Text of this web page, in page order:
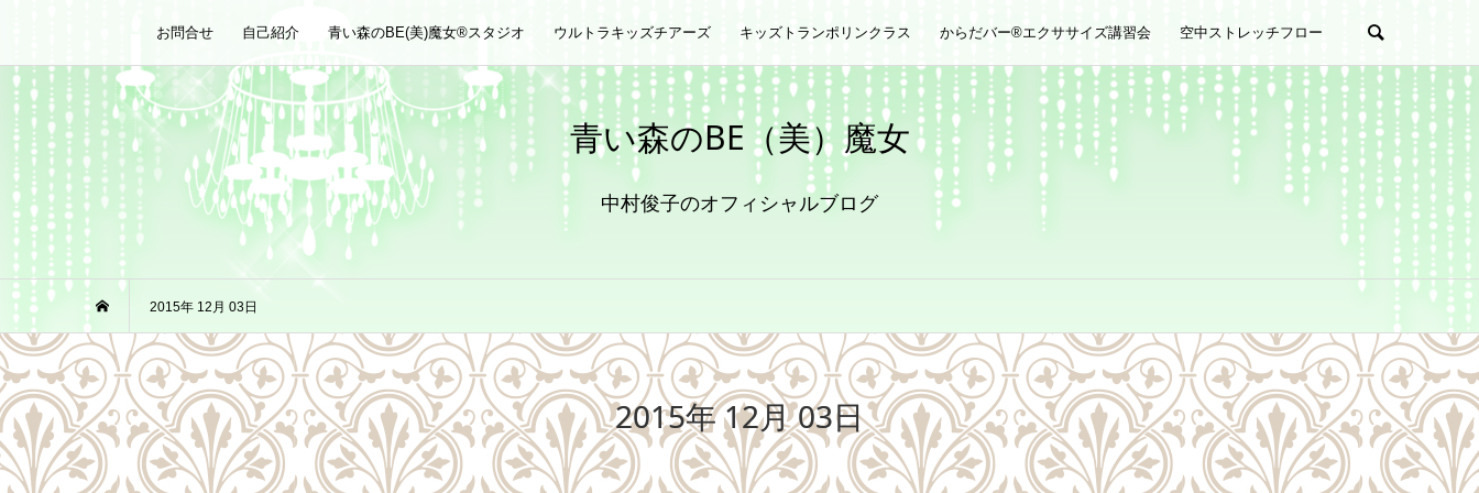
お問合せ 自己紹介 青い森のBE(美)魔女®︎スタジオ ウルトラキッズチアーズ キッズトランポリンクラス からだバー®︎エクササイズ講習会 空中ストレッチフロー
青い森のBE（美）魔女
中村俊子のオフィシャルブログ
2015年 12月 03日
2015年 12月 03日